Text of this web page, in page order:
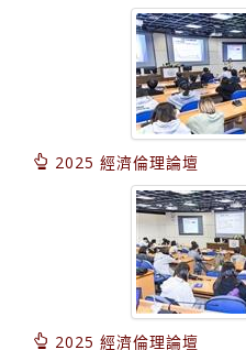
2025 經濟倫理論壇
2025 經濟倫理論壇